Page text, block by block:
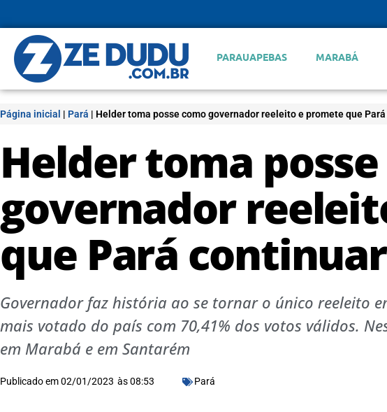
PARAUAPEBAS MARABÁ
Página inicial | Pará | Helder toma posse como governador reeleito e promete que
Helder toma
governador
que Pará
Governador faz história ao se tornar o único reeleito
mais votado do país com 70,41% dos votos válidos.
em Marabá e em Santarém
Publicado em02/01/2023 às08:53 Pará